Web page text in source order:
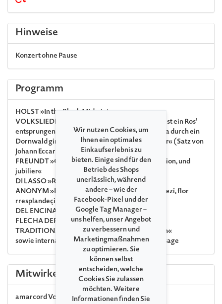
Hinweise
Konzert ohne Pause
Programm
HOLST»In the Bleak Midwinter«
VOLKSLIEDER
»Es ist ein Ros’
entsprungen« · »Joseph, liber neve myn« · »Maria durch ein
Dornwald ging« · »Ich steh an deiner Krippen hier« (Satz von
Johann Eccard/Johann Sebastian Bach)
FREUNDT»Gaude, gaude laetare — Freu dich, Sion, und
jubilier«
DI LASSO»Resonet in laudibus«
ANONYM»Nuevas, nuevas« · »Al del hato« · »Dezí, flor
rresplandeçiente«
DEL ENCINA
»Gran gasajo siento yo«
FLECHA DER ÄLTERE»La Negrina«
TRADITIONAL
»God rest you merry, Gentlemen«
sowie internationale Weihnachtslieder nach Ansage
Mitwirkende
amarcordVokalensemble
Wir nutzen Cookies, um
Ihnen ein optimales
Einkaufserlebnis zu
bieten. Einige sind für den
Betrieb des Shops
unerlässlich, während
andere – wie der
Facebook-Pixel und der
Google Tag Manager –
uns helfen, unser Angebot
zu verbessern und
Marketingmaßnahmen
zu optimieren. Sie
können selbst
entscheiden, welche
Cookies Sie zulassen
möchten. Weitere
Informationen finden Sie